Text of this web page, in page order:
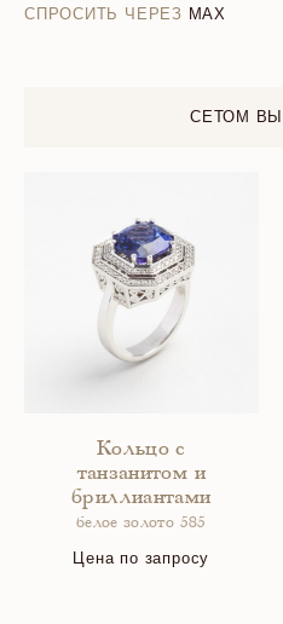
СПРОСИТЬ ЧЕРЕЗ MAX
СЕТОМ
Кольцо с
танзанитом и
бриллиантами
белое золото 585
Цена по запросу